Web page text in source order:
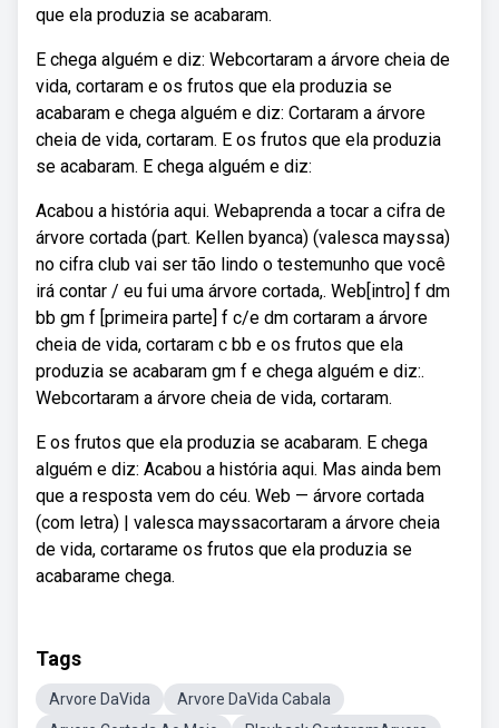
que ela produzia se acabaram.
E chega alguém e diz: Webcortaram a árvore cheia de
vida, cortaram e os frutos que ela produzia se
acabaram e chega alguém e diz: Cortaram a árvore
cheia de vida, cortaram. E os frutos que ela produzia
se acabaram. E chega alguém e diz:
Acabou a história aqui. Webaprenda a tocar a cifra de
árvore cortada (part. Kellen byanca) (valesca mayssa)
no cifra club vai ser tão lindo o testemunho que você
irá contar / eu fui uma árvore cortada,. Web[intro] f dm
bb gm f [primeira parte] f c/e dm cortaram a árvore
cheia de vida, cortaram c bb e os frutos que ela
produzia se acabaram gm f e chega alguém e diz:.
Webcortaram a árvore cheia de vida, cortaram.
E os frutos que ela produzia se acabaram. E chega
alguém e diz: Acabou a história aqui. Mas ainda bem
que a resposta vem do céu. Web — árvore cortada
(com letra) | valesca mayssacortaram a árvore cheia
de vida, cortarame os frutos que ela produzia se
acabarame chega.
Tags
Arvore DaVida
Arvore DaVida Cabala